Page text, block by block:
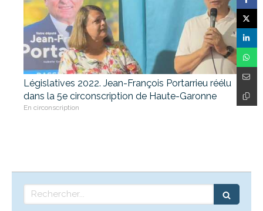
Législatives 2022. Jean-François Portarrieu réélu
dans la 5e circonscription de Haute-Garonne
En circonscription
Rechercher